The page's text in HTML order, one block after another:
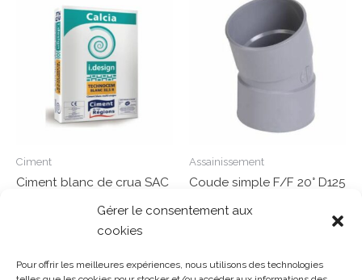
Gérer le consentement aux
cookies
Pour offrir les meilleures expériences, nous utilisons des technologies
Ciment
Ciment blanc de crua SAC
5
Assainissement
Coude simple F/F 20° D125
5